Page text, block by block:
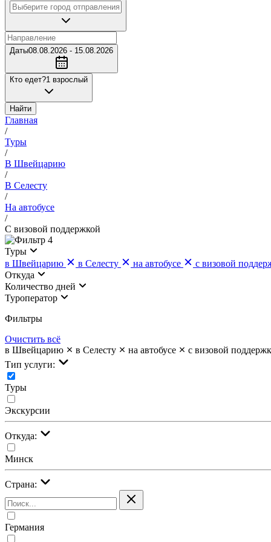
Даты08.08.2026 - 15.08.2026
Кто едет?1 взрослый
Найти
Главная
/
Туры
/
В Швейцарию
/
В Селесту
/
На автобусе
/
С визовой поддержкой
4
Туры
в Швейцарию
в Селесту на автобусе
с визовой
Откуда
Количество дней
Туроператор
Фильтры
Очистить всё
в Швейцарию
в Селесту на автобусе
с визовой
Тип услуги:
Туры
Экскурсии
Откуда:
Минск
Страна:
Германия